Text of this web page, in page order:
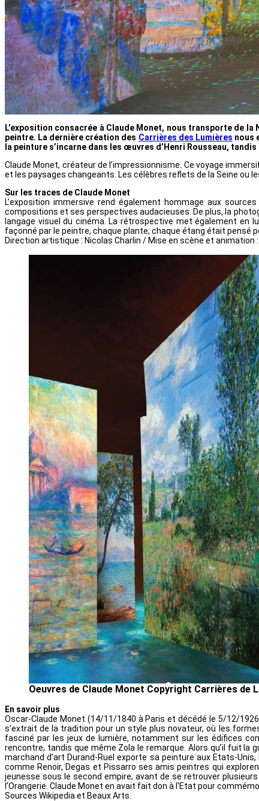
L’exposition consacrée à Claude Monet, nous transporte de
peintre. La dernière création des Carrières des Lumières nous
la peinture s’incarne dans les œuvres d’Henri Rousseau,
Claude Monet, créateur de l’impressionnisme. Ce voyage
et les paysages changeants. Les célèbres reflets de la Seine ou
Sur les traces de Claude Monet
L’exposition immersive rend également hommage aux
compositions et ses perspectives audacieuses. De plus, la
langage visuel du cinéma. La rétrospective met également en
façonné par le peintre, chaque plante, chaque étang était pensé
Direction artistique : Nicolas Charlin / Mise en scène et
Oeuvres de Claude Monet Copyright Carrières de
En savoir plus
Oscar-Claude Monet (14/11/1840 à Paris et décédé le 5/12/
s’extrait de la tradition pour un style plus novateur, où les
fasciné par les jeux de lumière, notamment sur les édifices
rencontre, tandis que même Zola le remarque. Alors qu’il fuit la
marchand d’art Durand-Ruel exporte sa peinture aux Etats-
comme Renoir, Degas et Pissarro ses amis peintres qui
jeunesse sous le second empire, avant de se retrouver
l’Orangerie. Claude Monet en avait fait don à l’Etat pour
Sources Wikipedia et Beaux Arts.